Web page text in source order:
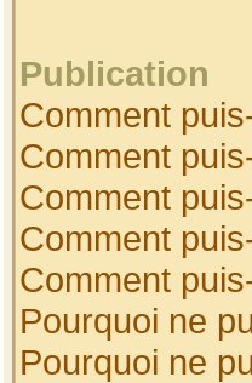
Publication
Comment
Comment
Comment
Comment
Comment
Pourquoi ne
Pourquoi ne